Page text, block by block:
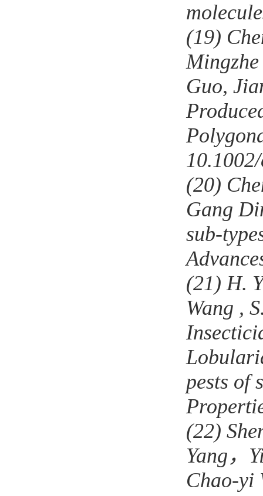
(19)
Guo,
(20)
Gang
sub-
(21)H.
Wang ,
pests of
(22)
Yang ，
Chao-yi